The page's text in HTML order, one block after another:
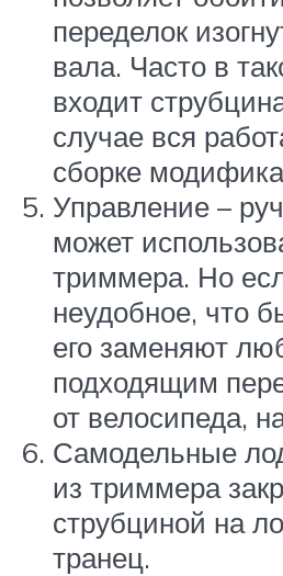
переделок
вала. Часто в
входит
случае вся
сборке
Управление –
может
триммера. Но
неудобное, что
его заменяют
подходящим
от велосипеда,
Самодельные
из триммера
струбциной на
транец.